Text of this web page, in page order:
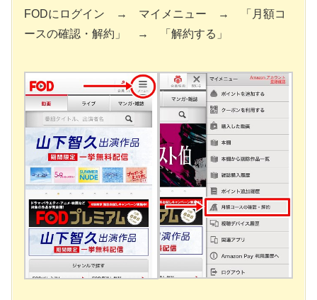
FODにログイン → マイメニュー → 「月額コ
ースの確認・解約」 → 「解約する」